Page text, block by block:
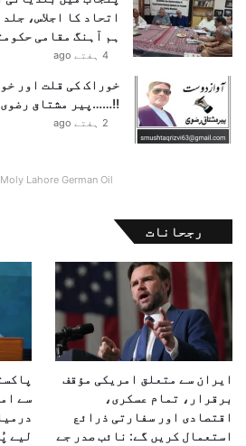
اتحاد کا اجلاس،
ہم آہنگ مقامی
4 ہفتے ago
خوراک کی قلت اور
!!……پیر مشتاق رضوی
2 ہفتے ago
Lahore German Oil
رجحانات
ایران سے متعلق امریکی مؤقف
برقرار، تمام عسکری،
اقتصادی اور سفارتی ذرائع
استعمال کریں گے: نائب صدر جے
سے
لیے